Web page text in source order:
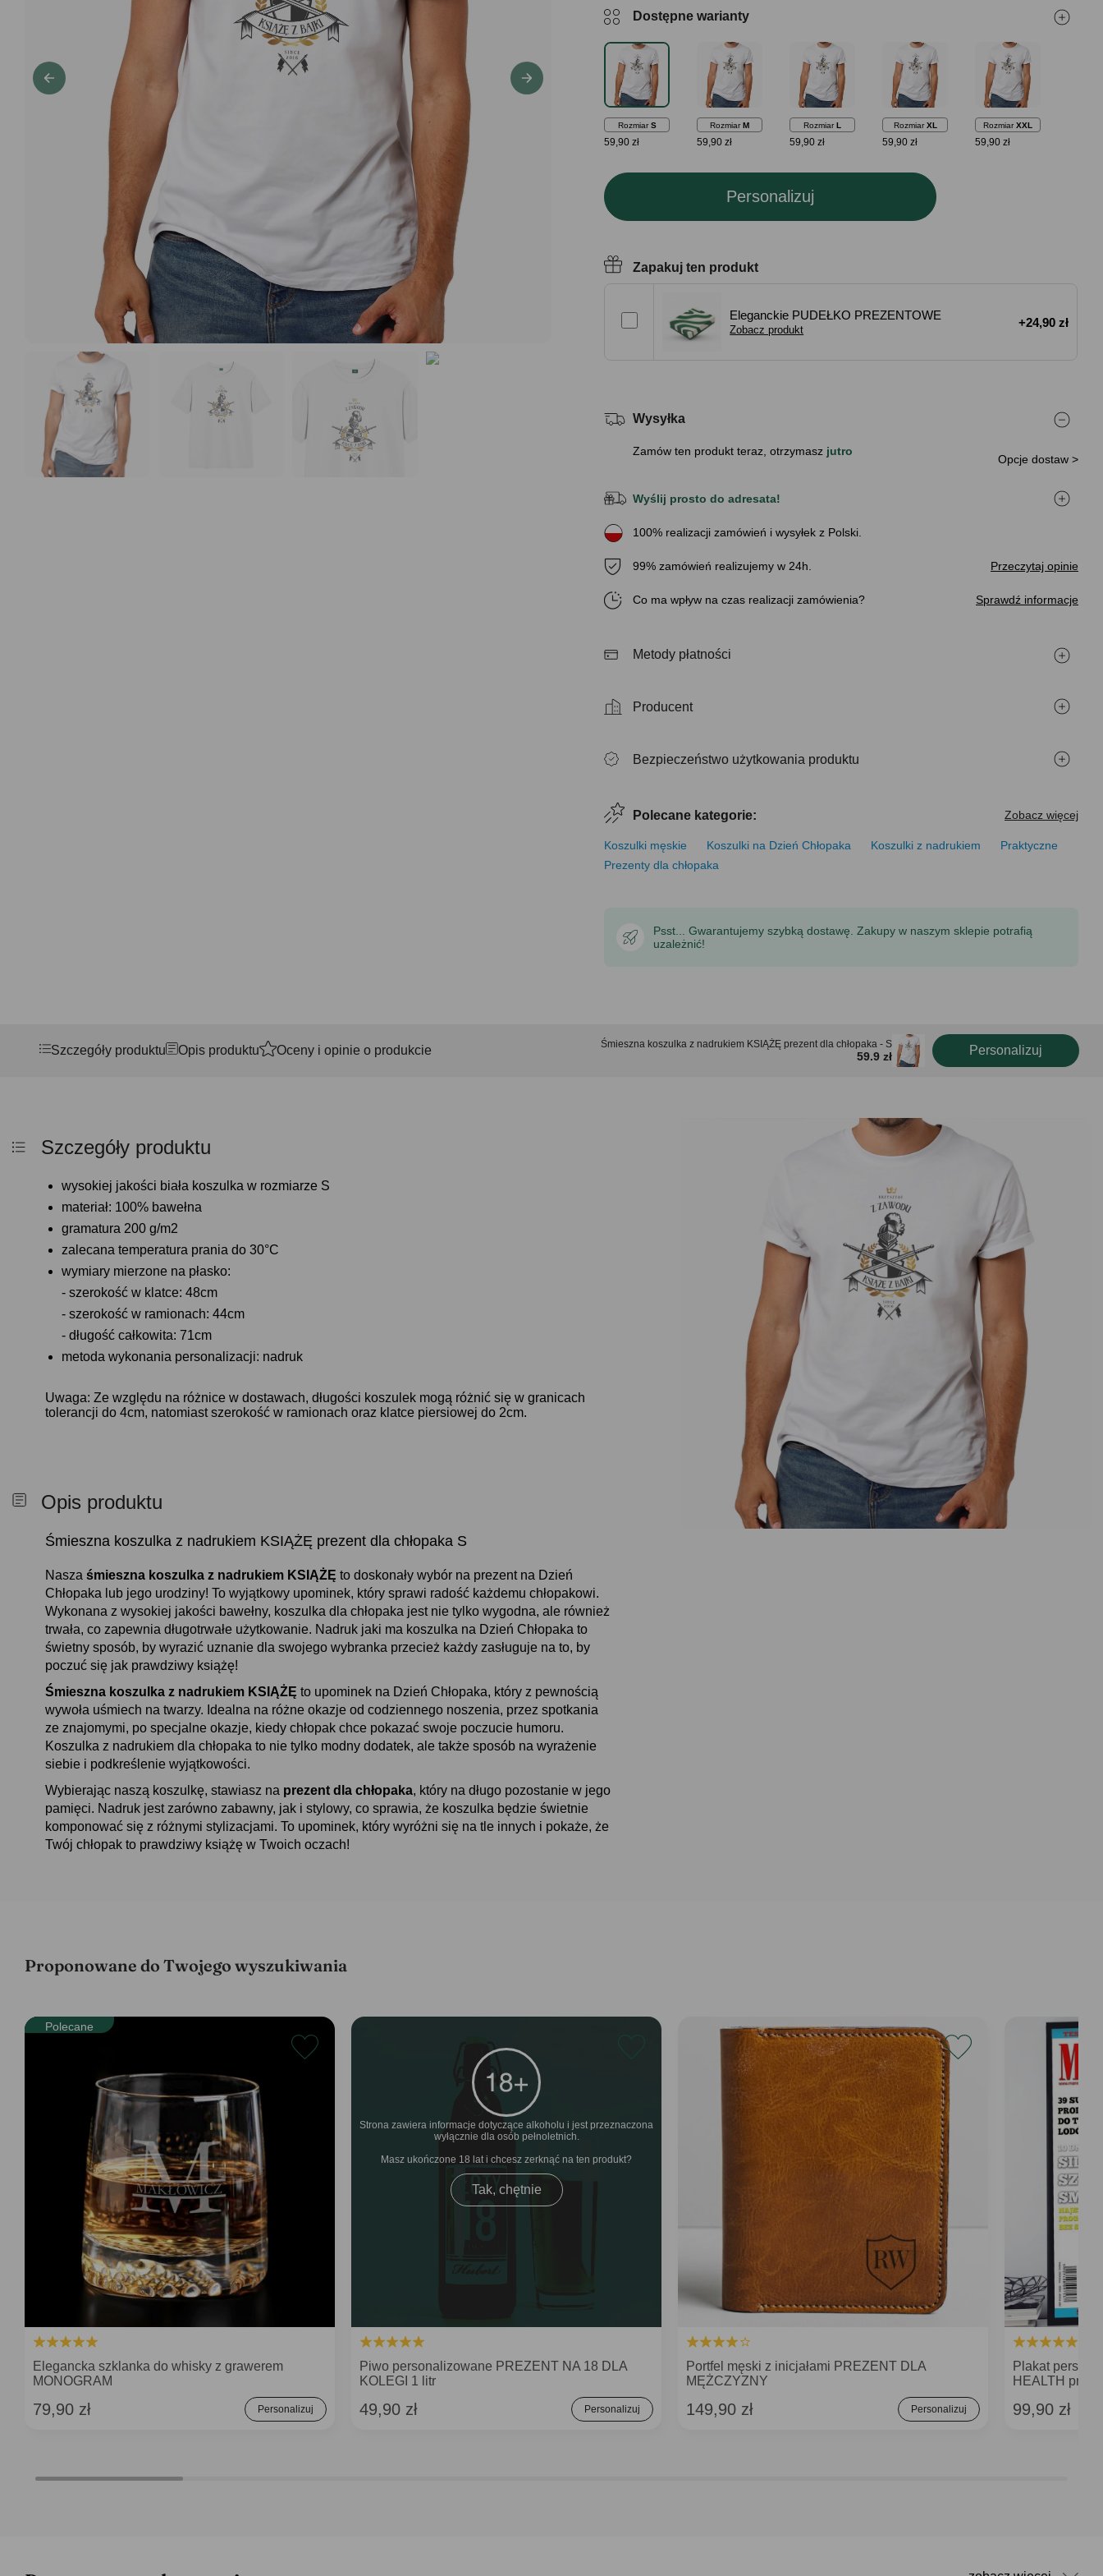
Dostępne warianty
Rozmiar S
59,90 zł
RozmiarM
59,90 zł
RozmiarL
59,90 zł
Rozmiar XL
59,90 zł
RozmiarXXL
59,90 zł
Personalizuj
Zapakuj ten produkt
Eleganckie PUDEŁKO PREZENTOWE
Zobacz produkt
+24,90 zł
Wysyłka
Zamów ten produkt teraz, otrzymasz jutro
Opcje dostaw >
Wyślij prosto do adresata!
100% realizacji zamówień i wysyłek z Polski.
99% zamówień realizujemy w 24h. Przeczytaj opinie
Co ma wpływ na czas realizacji zamówienia Sprawdź informacje
Metody płatności
Producent
Bezpieczeństwo użytkowania produktu
Polecane kategorie: Zobacz więcej
Koszulki męskie Koszulki na Dzień Chłopaka Koszulki z nadrukiem
Praktyczne
Prezenty dla chłopaka
Psst... Gwarantujemy szybką dostawę. Zakupy w naszym sklepie potrafią
uzależnić!
Szczegóły produktu Opis produktu Oceny i opinie o produkcie Śmieszna koszulka z nadrukiem KSIĄŻĘ prezent dla chłopaka - S
59.9 zł Personalizuj
Szczegóły produktu
wysokiej jakości biała koszulka w rozmiarze S
materiał: 100% bawełna
gramatura 200 g/m2
zalecana temperatura prania do 30°C
wymiary mierzone na płasko:
- szerokość w klatce: 48cm
- szerokość w ramionach: 44cm
- długość całkowita: 71cm
metoda wykonania personalizacji: nadruk
Uwaga: Ze względu na różnice w dostawach, długości koszulek mogą różnić się w granicach
tolerancji do 4cm, natomiast szerokość w ramionach oraz klatce piersiowej do 2cm.
Opis produktu
Śmieszna koszulka z nadrukiem KSIĄŻĘ prezent dla chłopaka S
Nasza śmieszna koszulka z nadrukiem KSIĄŻĘ to doskonały wybór na prezent na Dzień
Chłopaka lub jego urodziny! To wyjątkowy upominek, który sprawi radość każdemu chłopakowi.
Wykonana z wysokiej jakości bawełny, koszulka dla chłopaka jest nie tylko wygodna, ale również
trwała, co zapewnia długotrwałe użytkowanie. Nadruk jaki ma koszulka na Dzień Chłopaka to
świetny sposób, by wyrazić uznanie dla swojego wybranka przecież każdy zasługuje na to, by
poczuć się jak prawdziwy książę!
Śmieszna koszulka z nadrukiem KSIĄŻĘ to upominek na Dzień Chłopaka, który z pewnością
wywoła uśmiech na twarzy. Idealna na różne okazje od codziennego noszenia, przez spotkania
ze znajomymi, po specjalne okazje, kiedy chłopak chce pokazać swoje poczucie humoru.
Koszulka z nadrukiem dla chłopaka to nie tylko modny dodatek, ale także sposób na wyrażenie
siebie i podkreślenie wyjątkowości.
Wybierając naszą koszulkę, stawiasz na prezent dla chłopaka, który na długo pozostanie w jego
pamięci. Nadruk jest zarówno zabawny, jak i stylowy, co sprawia, że koszulka będzie świetnie
komponować się z różnymi stylizacjami. To upominek, który wyróżni się na tle innych i pokaże, że
Twój chłopak to prawdziwy książę w Twoich oczach!
Proponowane do Twojego wyszukiwania
Polecane
Elegancka szklanka do whisky z grawerem
MONOGRAM
79,90 zł Personalizuj
Strona zawiera informacje dotyczące alkoholu i jest przeznaczona
wyłącznie dla osób pełnoletnich.
Masz ukończone 18 lat i chcesz zerknąć na ten produkt
Tak, chętnie
Piwo personalizowane PREZENT NA 18 DLA
KOLEGI 1 litr
49,90 zł Personalizuj
Portfel męski z inicjałami PREZENT DLA
MĘŻCZYZNY
149,90 zł Personalizuj
Plakat
HEALTH
99,90 zł